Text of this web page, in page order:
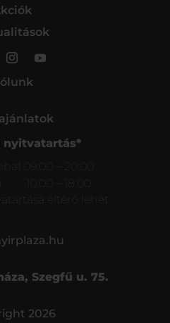
nyitvatartás*
09:00 – 20:00
eltérő lehet.
Szegfű u. 75.
2026